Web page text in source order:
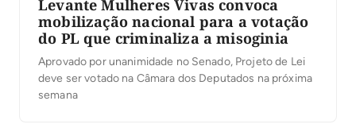
Levante Mulheres Vivas convoca
mobilização nacional para a votação
do PL que criminaliza a misoginia
Aprovado por unanimidade no Senado, Projeto de Lei
deve ser votado na Câmara dos Deputados na próxima
semana